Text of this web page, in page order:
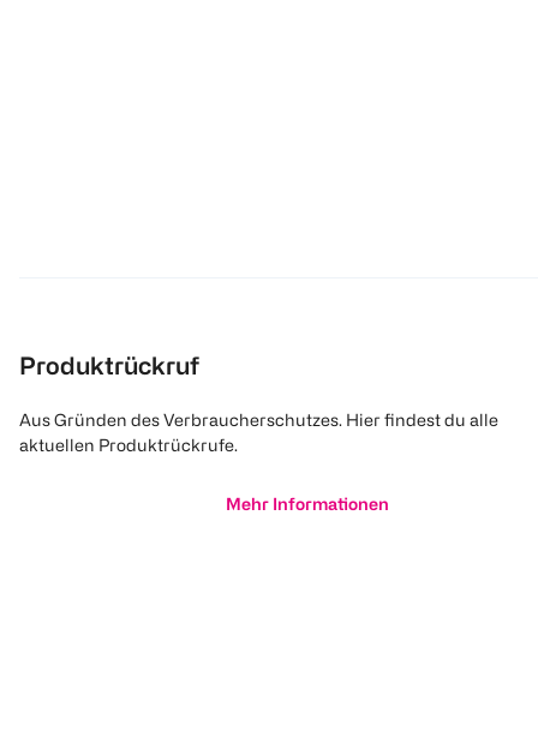
Produktrückruf
Aus Gründen des Verbraucherschutzes. Hier findest du alle
aktuellen Produktrückrufe.
Mehr Informationen